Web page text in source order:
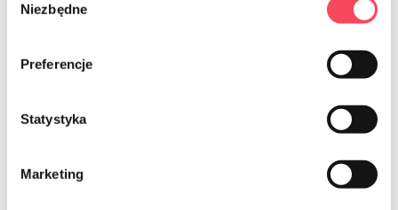
zgody
Niezbędne
Preferencje
Statystyka
Marketing
Je consens à l'envoi d'informations commerciales par voie de